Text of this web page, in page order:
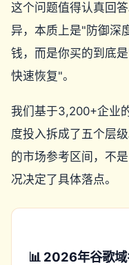
这个问题值得认真回
异，本质上是"防御
钱，而是你买的到底
快速恢复"。
我们基于3,200+企业
度投入拆成了五个层
的市场参考区间，不
况决定了具体落点。
📊 2026年谷歌